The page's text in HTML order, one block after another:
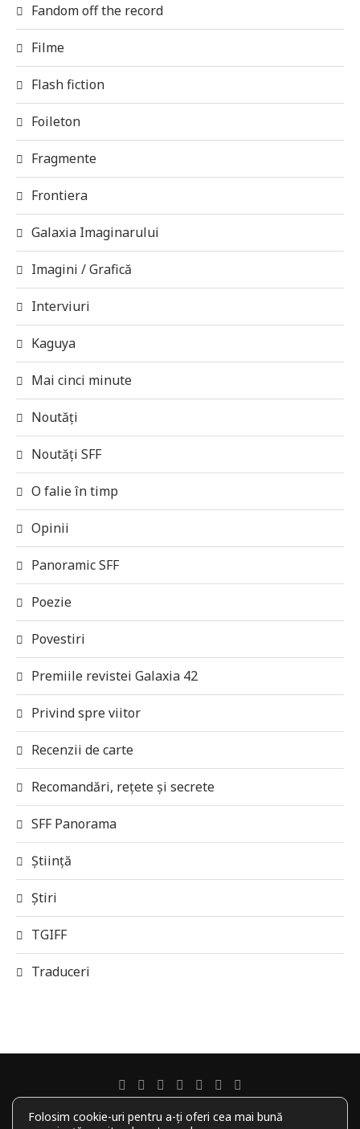
Fandom off the record
Filme
Flash fiction
Foileton
Fragmente
Frontiera
Galaxia Imaginarului
Imagini / Grafică
Interviuri
Kaguya
Mai cinci minute
Noutăți
Noutăți SFF
O falie în timp
Opinii
Panoramic SFF
Poezie
Povestiri
Premiile revistei Galaxia 42
Privind spre viitor
Recenzii de carte
Recomandări, rețete și secrete
SFF Panorama
Știință
Știri
TGIFF
Traduceri
Folosim cookie-uri pentru a-ți oferi cea mai bună